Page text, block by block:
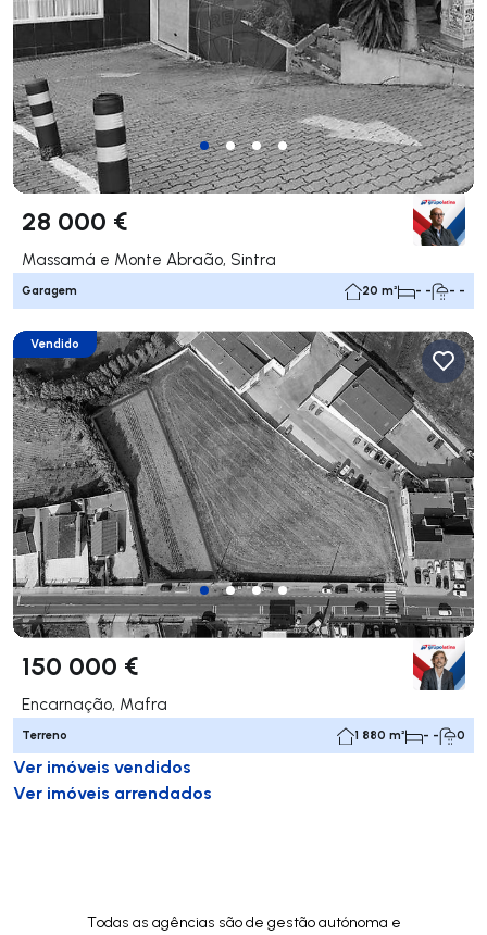
28 000 €
Massamá e Monte Abraão, Sintra
Garagem 20 m² - - - -
Vendido
150 000 €
Encarnação, Mafra
Terreno 1 880 m² - - 0
Ver imóveis vendidos
Ver imóveis arrendados
Todas as agências são de gestão autónoma e